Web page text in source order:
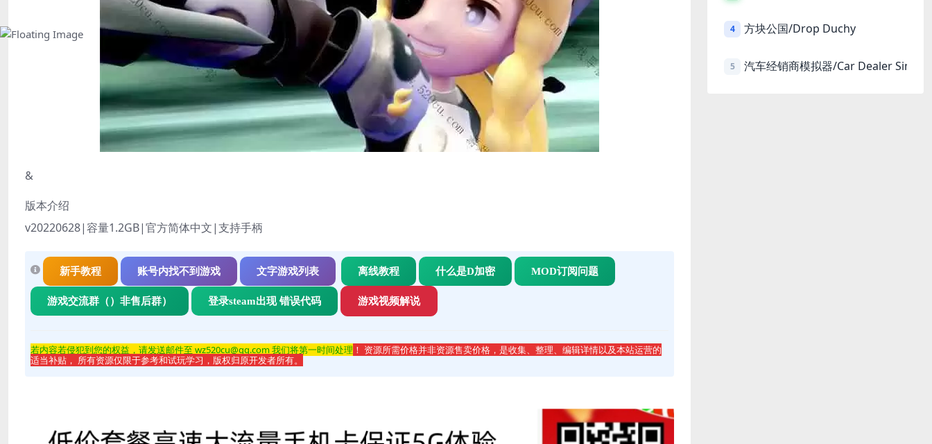
&
版本介绍
v20220628|容量1.2GB|官方简体中文|支持手柄
新手教程 账号内找不到游戏 文字游戏列表 离线教程 什么是D加密 MOD订阅问题
游戏交流群（）非售后群） 登录steam出现 错误代码 游戏视频解说
若内容若侵犯到您的权益，请发送邮件至 wz520cu@qq.com 我们将第一时间处理 ！ 资源所需价格并非资源售卖价格，是收集、整理、编辑详情以及本站运营的
适当补贴， 所有资源仅限于参考和试玩学习，版权归原开发者所有。
4 方块公国/Drop Duchy
5 汽车经销商模拟器/Car Dealer